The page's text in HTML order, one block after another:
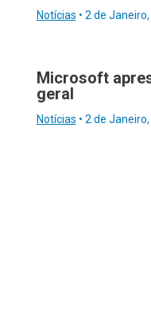
Notícias • 2 de
Microsoft
geral
Notícias • 2 de